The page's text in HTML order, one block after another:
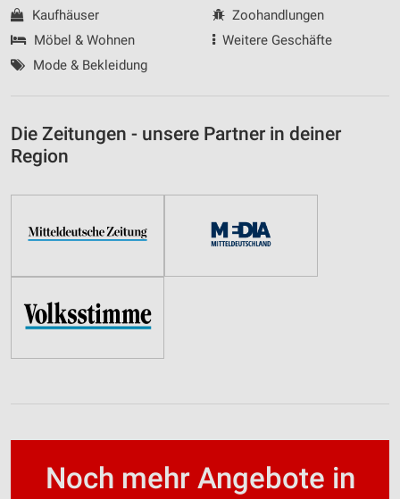
Kaufhäuser
Möbel & Wohnen
Mode & Bekleidung
Zoohandlungen
Weitere Geschäfte
Die Zeitungen - unsere Partner in deiner
Region
Noch mehr Angebote in